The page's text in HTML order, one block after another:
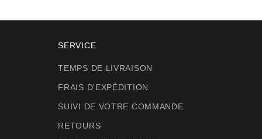
SERVICE
TEMPS DE LIVRAISON
FRAIS D'EXPÉDITION
SUIVI DE VOTRE COMMANDE
RETOURS